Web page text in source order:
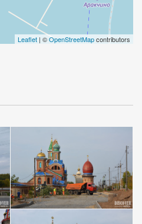
Leaflet | ©OpenStreetMapcontributors